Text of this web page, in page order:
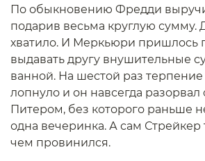
По обыкновению Фредди
подарив весьма круглую сумму.
хватило. И Меркьюри пришлось
выдавать другу внушительные
ванной. На шестой раз
лопнуло и он навсегда разорвал
Питером, без которого раньше
одна вечеринка. А сам Стрейкер
чем провинился.